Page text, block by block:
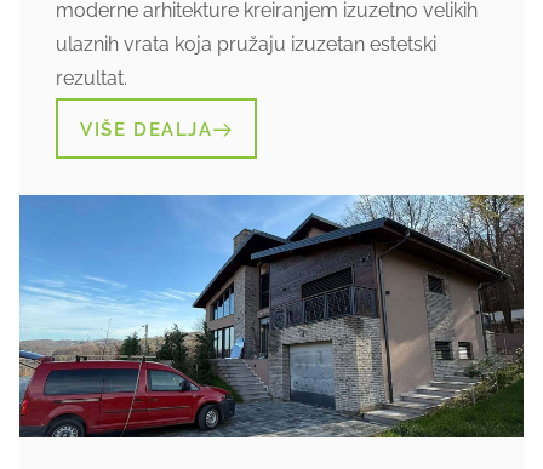
moderne arhitekture kreiranjem izuzetno velikih
ulaznih vrata koja pružaju izuzetan estetski
rezultat.
VIŠE DEALJA